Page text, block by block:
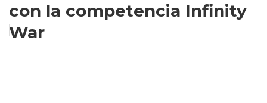
con la competencia Infinity
War